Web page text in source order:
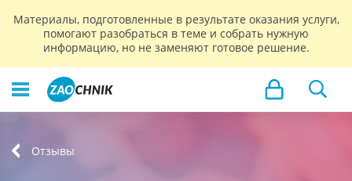
Материалы, подготовленные в результате оказания услуги,
помогают разобраться в теме и собрать нужную
информацию, но не заменяют готовое решение.
Отзывы